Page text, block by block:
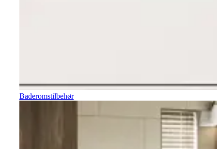
Baderomstilbehør